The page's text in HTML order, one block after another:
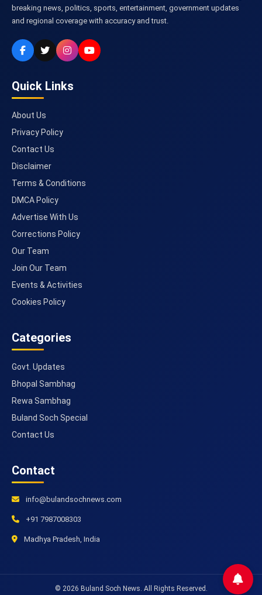
breaking news, politics, sports, entertainment, government updates
and regional coverage with accuracy and trust.
Quick Links
About Us
Privacy Policy
Contact Us
Disclaimer
Terms & Conditions
DMCA Policy
Advertise With Us
Corrections Policy
Our Team
Join Our Team
Events & Activities
Cookies Policy
Categories
Govt. Updates
Bhopal Sambhag
Rewa Sambhag
Buland Soch Special
Contact Us
Contact
info@bulandsochnews.com
+91 7987008303
Madhya Pradesh, India
© 2026 Buland Soch News. All Rights Reserved.